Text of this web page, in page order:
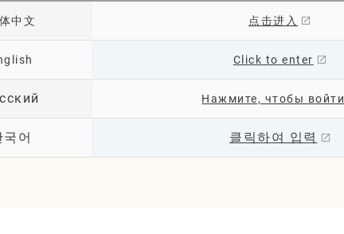
中文 点击进入
Click to enter
Нажмите, чтобы войти
국어 클릭하여 입력